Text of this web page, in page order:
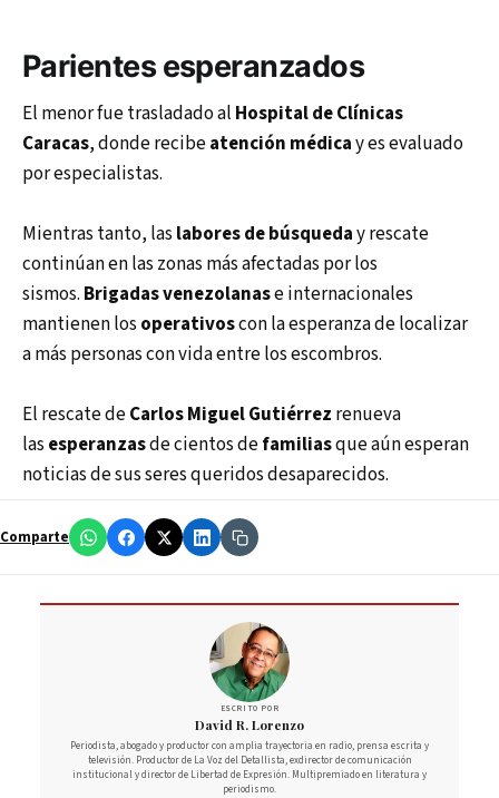
Parientes esperanzados
El menor fue trasladado al Hospital de Clínicas
Caracas, donde recibeatención médicay es evaluado
por especialistas.
Mientras tanto, las labores de búsqueday rescate
continúan en las zonas más afectadas por los
sismos. Brigadas venezolanase internacionales
mantienen los operativoscon la esperanza de localizar
a más personas con vida entre los escombros.
El rescate deCarlos Miguel Gutiérrez renueva
las esperanzasde cientos defamiliasque aún esperan
noticias de sus seres queridos desaparecidos.
Comparte
ESCRITO POR
David R. Lorenzo
Periodista, abogado y productor con amplia trayectoria en radio, prensa escrita y
televisión. Productor de La Voz del Detallista, exdirector de comunicación
institucional y director de Libertad de Expresión. Multipremiado en literatura y
periodismo.